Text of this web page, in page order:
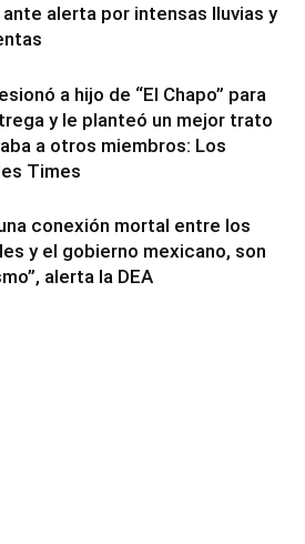
ante alerta por intensas lluvias y
a hijo de “El Chapo” para
y le planteó un mejor trato
a otros miembros: Los
Times
conexión mortal entre los
y el gobierno mexicano, son
alerta la DEA